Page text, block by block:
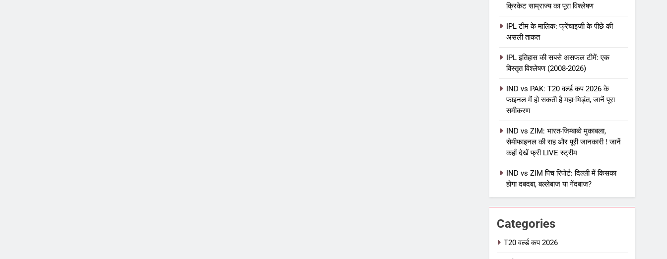
क्रिकेट साम्राज्य का पूरा विश्लेषण
IPL टीम के मालिक: फ्रेंचाइजी के पीछे की
असली ताकत
IPL इतिहास की सबसे असफल टीमें: एक
विस्तृत विश्लेषण (2008-2026)
IND vs PAK: T20 वर्ल्ड कप 2026 के
फाइनल में हो सकती है महा-भिड़ंत, जानें पूरा
समीकरण
IND vs ZIM: भारत-जिम्बाब्वे मुकाबला,
सेमीफाइनल की राह और पूरी जानकारी ! जानें
कहाँ देखें फ्री LIVE स्ट्रीम
IND vs ZIM पिच रिपोर्ट: दिल्ली में किसका
होगा दबदबा, बल्लेबाज या गेंदबाज?
Categories
T20 वर्ल्ड कप 2026
IPL Net Worth 2026: 18.5 अरब
डॉलर के क्रिकेट साम्राज्य का पूरा
विश्लेषण
आईपीएल 2026
IPL टीम के मालिक: फ्रेंचाइजी के पीछे
की असली ताकत
आईपीएल 2026 क्रिकेट
IPL इतिहास की सबसे असफल टीमें: एक
विस्तृत विश्लेषण (2008-2026)
क्रिकेट